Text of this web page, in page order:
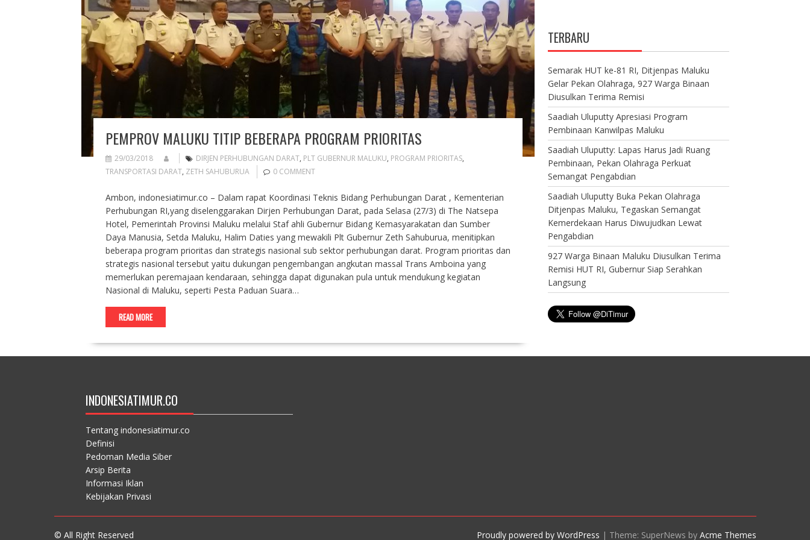
PEMPROV MALUKU TITIP BEBERAPA PROGRAM PRIORITAS
29/03/2018 DIRJEN PERHUBUNGAN DARAT, PLT GUBERNUR MALUKU, PROGRAM PRIORITAS,
TRANSPORTASI DARAT, ZETH SAHUBURUA 0 COMMENT
Ambon, indonesiatimur.co – Dalam rapat Koordinasi Teknis Bidang Perhubungan Darat , Kementerian
Perhubungan RI,yang diselenggarakan Dirjen Perhubungan Darat, pada Selasa (27/3) di The Natsepa
Hotel, Pemerintah Provinsi Maluku melalui Staf ahli Gubernur Bidang Kemasyarakatan dan Sumber
Daya Manusia, Setda Maluku, Halim Daties yang mewakili Plt Gubernur Zeth Sahuburua, menitipkan
beberapa program prioritas dan strategis nasional sub sektor perhubungan darat. Program prioritas dan
strategis nasional tersebut yaitu dukungan pengembangan angkutan massal Trans Amboina yang
memerlukan peremajaan kendaraan, sehingga dapat digunakan pula untuk mendukung kegiatan
Nasional di Maluku, seperti Pesta Paduan Suara…
READ MORE
TERBARU
Semarak HUT ke-81 RI, Ditjenpas Maluku
Gelar Pekan Olahraga, 927 Warga Binaan
Diusulkan Terima Remisi
Saadiah Uluputty Apresiasi Program
Pembinaan Kanwilpas Maluku
Saadiah Uluputty: Lapas Harus Jadi Ruang
Pembinaan, Pekan Olahraga Perkuat
Semangat Pengabdian
Saadiah Uluputty Buka Pekan Olahraga
Ditjenpas Maluku, Tegaskan Semangat
Kemerdekaan Harus Diwujudkan Lewat
Pengabdian
927 Warga Binaan Maluku Diusulkan Terima
Remisi HUT RI, Gubernur Siap Serahkan
Langsung
INDONESIATIMUR.CO
Tentang indonesiatimur.co
Definisi
Pedoman Media Siber
Arsip Berita
Informasi Iklan
Kebijakan Privasi
© All Right Reserved Proudly powered by WordPress | Theme: SuperNews by Acme Themes